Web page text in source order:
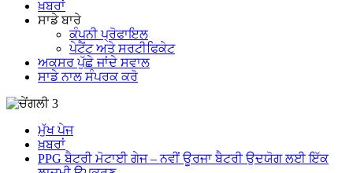
ਖ਼ਬਰਾਂ
ਸਾਡੇ ਬਾਰੇ
ਕੰਪਨੀ ਪ੍ਰੋਫਾਇਲ
ਪੇਟੈਂਟ ਅਤੇ ਸਰਟੀਫਿਕੇਟ
ਅਕਸਰ ਪੁੱਛੇ ਜਾਂਦੇ ਸਵਾਲ
ਸਾਡੇ ਨਾਲ ਸੰਪਰਕ ਕਰੋ
ਮੁੱਖ ਪੇਜ
ਖ਼ਬਰਾਂ
PPG ਬੈਟਰੀ ਮੋਟਾਈ ਗੇਜ – ਨਵੀਂ ਊਰਜਾ ਬੈਟਰੀ ਉਦਯੋਗ ਲਈ ਇੱਕ